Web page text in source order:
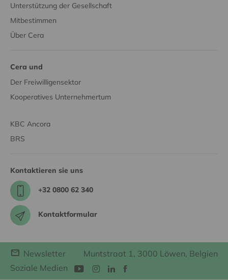
Unterstützung der Gesellschaft
Mitbestimmen
Über Cera
Cera und
Der Freiwilligensektor
Kooperatives Unternehmertum
KBC Ancora
BRS
Kontaktieren sie uns
+32 0800 62 340
Kontaktformular
Newsletter
Muntstraat 1, 3000 Löwen, Belgien
Soziale Medien